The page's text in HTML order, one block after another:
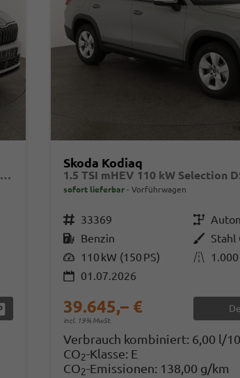
1.5 TSI mHEV 110 kW Selection DSG Selection, AHK, Navi, Side, Kamera, Winter, 4 J.- Garantie
Fahrzeug parken
Skoda Kodiaq
sofort lieferbar Vorführwagen
Fahrzeugnr. 33369 Getriebe
Kraftstoff Benzin AußenfarbeStahl
Leistung 110 kW (150 PS) Kilometerstand
01.07.2026
39.645,– €
incl. 19% MwSt.
Verbrauch kombiniert: 6,00 l/
CO2-Klasse: E
CO2-Emissionen: 138,00 g/km